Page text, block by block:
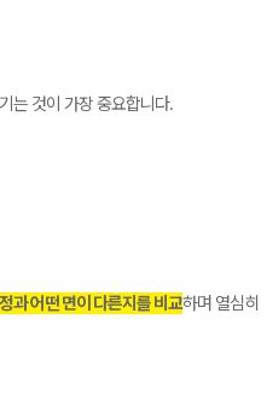
는 것이 가장 중요합니다.
과 어떤 면이 다른지를 비교하며 열심히